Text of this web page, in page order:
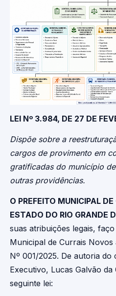
LEI Nº 3.984, DE 27 DE
Dispõe sobre a
cargos de provimento em
gratificadas do município
outras providências.
O PREFEITO MUNICIPAL
ESTADO DO RIO GRANDE
suas atribuições legais,
Municipal de Currais
Nº 001/2025. De autoria do
Executivo, Lucas Galvão
seguinte lei: